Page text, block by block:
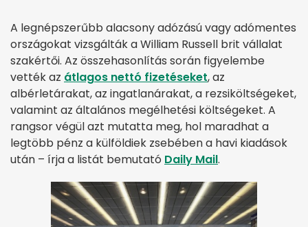
A legnépszerűbb alacsony adózású vagy adómentes
országokat vizsgálták a William Russell brit vállalat
szakértői. Az összehasonlítás során figyelembe
vették az átlagos nettó fizetéseket, az
albérletárakat, az ingatlanárakat, a rezsiköltségeket,
valamint az általános megélhetési költségeket. A
rangsor végül azt mutatta meg, hol maradhat a
legtöbb pénz a külföldiek zsebében a havi kiadások
után – írja a listát bemutató Daily Mail.